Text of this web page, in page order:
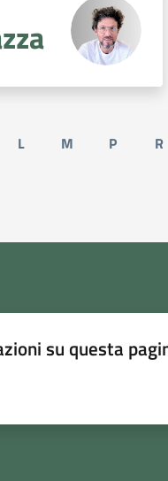
L M P R
su questa